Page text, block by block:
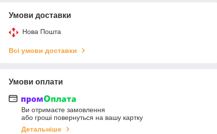
Умови доставки
Нова Пошта
Всі умови доставки
Умови оплати
Ви отримаєте замовлення
або гроші повернуться на вашу картку
Детальніше